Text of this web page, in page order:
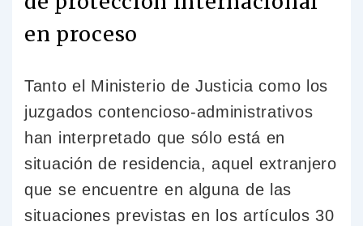
en proceso
Tanto el Ministerio de Justicia como los
juzgados contencioso-administrativos
han interpretado que sólo está en
situación de residencia, aquel extranjero
que se encuentre en alguna de las
situaciones previstas en los artículos 30